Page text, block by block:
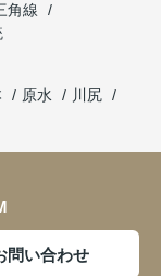
角線
原水
川尻
問い合わせ